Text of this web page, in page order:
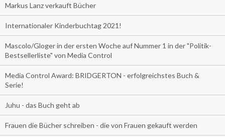
Markus Lanz verkauft Bücher
Internationaler Kinderbuchtag 2021!
Mascolo/Gloger in der ersten Woche auf Nummer 1 in der "Politik-
Bestsellerliste" von Media Control
Media Control Award: BRIDGERTON - erfolgreichstes Buch &
Serie!
Juhu - das Buch geht ab
Frauen die Bücher schreiben - die von Frauen gekauft werden